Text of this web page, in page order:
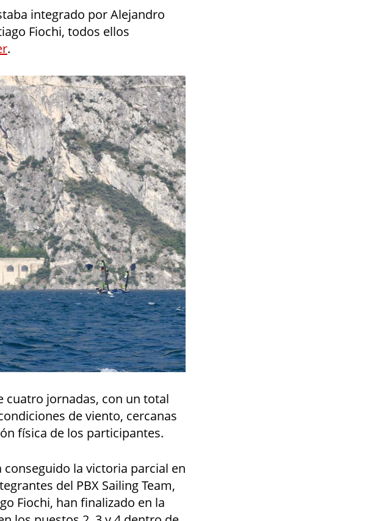
integrado por Alejandro
Fiochi, todos ellos
.
cuatro jornadas, con un total
de viento, cercanas
física de los participantes.
la victoria parcial en
del PBX Sailing Team,
Fiochi, han finalizado en la